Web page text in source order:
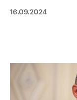
16.09.2024